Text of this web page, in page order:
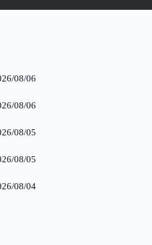
08/06
08/06
08/05
08/05
08/04